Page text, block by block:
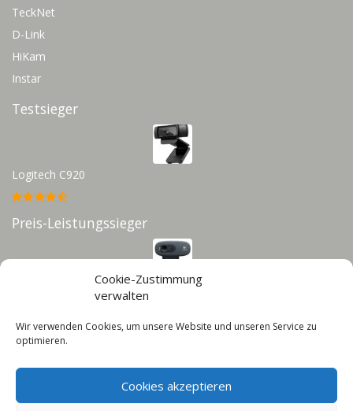
Cookie-Zustimmung
verwalten
Wir verwenden Cookies, um unsere Website und unseren Service zu
optimieren.
Cookies akzeptieren
TeckNet
D-Link
HiKam
Instar
Testsieger
Logitech C920
Preis-Leistungssieger
Infos
Cookie-Richtlinie (EU)